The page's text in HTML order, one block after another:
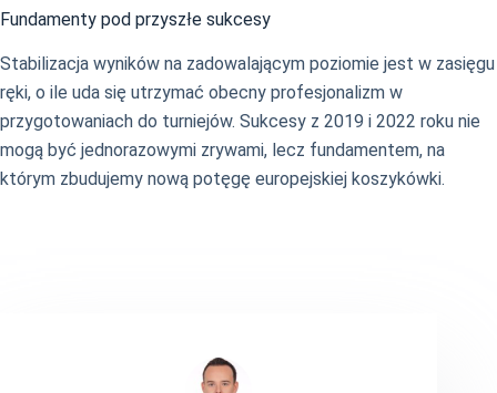
Fundamenty pod przyszłe sukcesy
Stabilizacja wyników na zadowalającym poziomie jest w zasięgu
ręki, o ile uda się utrzymać obecny profesjonalizm w
przygotowaniach do turniejów. Sukcesy z 2019 i 2022 roku nie
mogą być jednorazowymi zrywami, lecz fundamentem, na
którym zbudujemy nową potęgę europejskiej koszykówki.